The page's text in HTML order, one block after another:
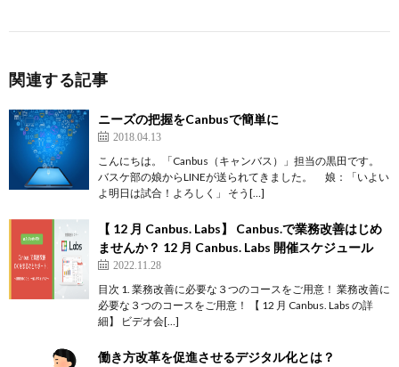
関連する記事
ニーズの把握をCanbusで簡単に
2018.04.13
こんにちは。「Canbus（キャンバス）」担当の黒田です。
バスケ部の娘からLINEが送られてきました。 娘：「いよい
よ明日は試合！よろしく」 そう[…]
【 12 月 Canbus. Labs】 Canbus.で業務改善はじめ
ませんか？ 12 月 Canbus. Labs 開催スケジュール
2022.11.28
目次 1. 業務改善に必要な３つのコースをご用意！ 業務改善に
必要な３つのコースをご用意！ 【 12 月 Canbus. Labs の詳
細】 ビデオ会[…]
働き方改革を促進させるデジタル化とは？